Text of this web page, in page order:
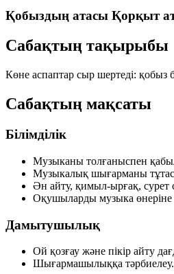
Қобыздың атасы Қорқыт
Сабақтың тақырыбы
Көне аспаптар сыр шертеді: қобыз
Сабақтың мақсаты
Білімділік
Музыканы толғаныспен
Музыкалық шығарманы
Ән айту, қимыл-ырғақ,
Оқушыларды музыка өнеріне
Дамытушылық
Ой қозғау және пікір айту
Шығармашылыққа тәрбиелеу.